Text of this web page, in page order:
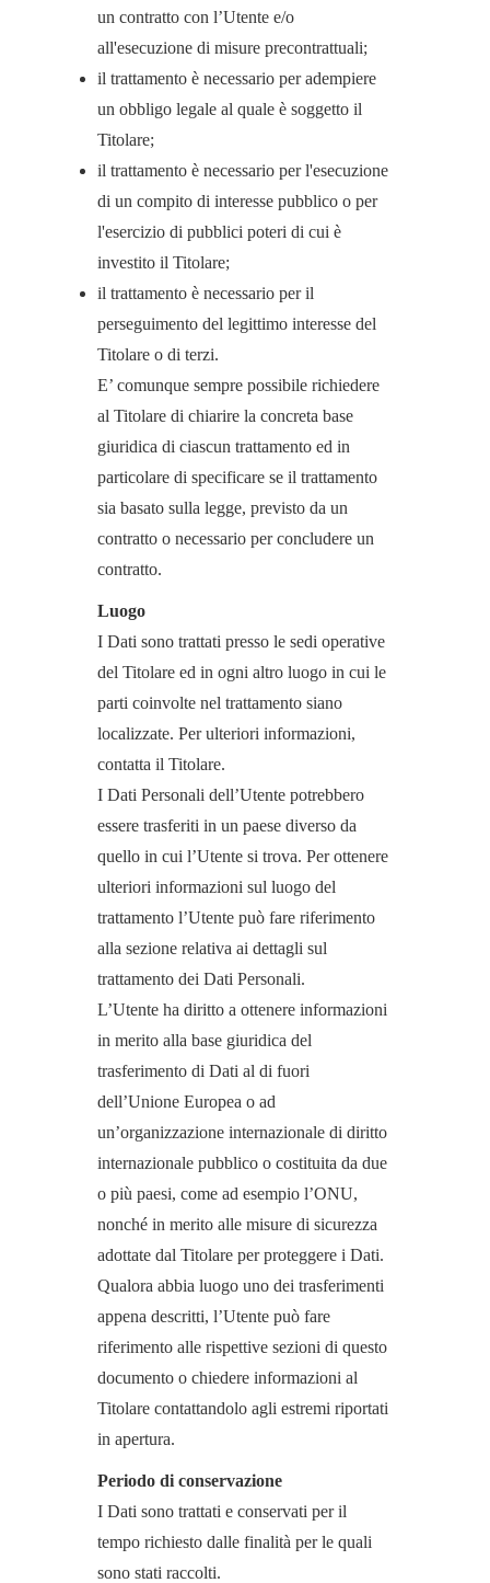
un contratto con l’Utente e/o
all'esecuzione di misure precontrattuali;
il trattamento è necessario per adempiere
un obbligo legale al quale è soggetto il
Titolare;
il trattamento è necessario per l'esecuzione
di un compito di interesse pubblico o per
l'esercizio di pubblici poteri di cui è
investito il Titolare;
il trattamento è necessario per il
perseguimento del legittimo interesse del
Titolare o di terzi.
E’ comunque sempre possibile richiedere
al Titolare di chiarire la concreta base
giuridica di ciascun trattamento ed in
particolare di specificare se il trattamento
sia basato sulla legge, previsto da un
contratto o necessario per concludere un
contratto.
Luogo
I Dati sono trattati presso le sedi operative
del Titolare ed in ogni altro luogo in cui le
parti coinvolte nel trattamento siano
localizzate. Per ulteriori informazioni,
contatta il Titolare.
I Dati Personali dell’Utente potrebbero
essere trasferiti in un paese diverso da
quello in cui l’Utente si trova. Per ottenere
ulteriori informazioni sul luogo del
trattamento l’Utente può fare riferimento
alla sezione relativa ai dettagli sul
trattamento dei Dati Personali.
L’Utente ha diritto a ottenere informazioni
in merito alla base giuridica del
trasferimento di Dati al di fuori
dell’Unione Europea o ad
un’organizzazione internazionale di diritto
internazionale pubblico o costituita da due
o più paesi, come ad esempio l’ONU,
nonché in merito alle misure di sicurezza
adottate dal Titolare per proteggere i Dati.
Qualora abbia luogo uno dei trasferimenti
appena descritti, l’Utente può fare
riferimento alle rispettive sezioni di questo
documento o chiedere informazioni al
Titolare contattandolo agli estremi riportati
in apertura.
Periodo di conservazione
I Dati sono trattati e conservati per il
tempo richiesto dalle finalità per le quali
sono stati raccolti.